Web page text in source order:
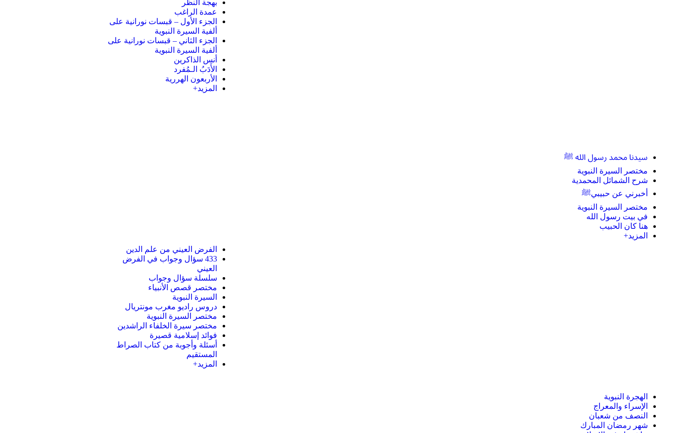
سيدنا محمد رسول الله ﷺ
مختصر السيرة النبوية
شرح الشمائل المحمدية
أخبرني عن حبيبيﷺ
مختصر السيرة النبوية
في بيت رسول الله
هنا كان الحبيب
المزيد+
الهجرة النبوية
الإسراء والمعراج
النصف من شعبان
شهر رمضان المبارك
بهجة النظر
عمدة الراغب
الجزء الأول – قبسات نورانية على
ألفية السيرة النبوية
الجزء الثاني – قبسات نورانية على
ألفية السيرة النبوية
أنس الذاكرين
الأَدَبُ الـمُفرد
الأربعون الهررية
المزيد+
الفرض العيني من علم الدين
433 سؤال وجواب في الفرض
العيني
سلسلة سؤال وجواب
مختصر قصص الأنبياء
السيرة النبوية
دروس راديو مغرب مونتريال
مختصر السيرة النبوية
مختصر سيرة الخلفاء الراشدين
فوائد إسلامية قصيرة
أسئلة وأجوبة من كتاب الصراط
المستقيم
المزيد+